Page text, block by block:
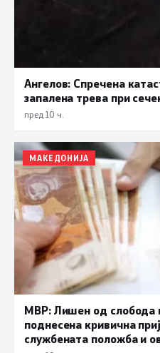
Ангелов: Спречена
запалена трева при
пред 10 ч.
МАКЕДОНИЈА
МВР: Лишен од слобода
поднесена кривична
службената положба и